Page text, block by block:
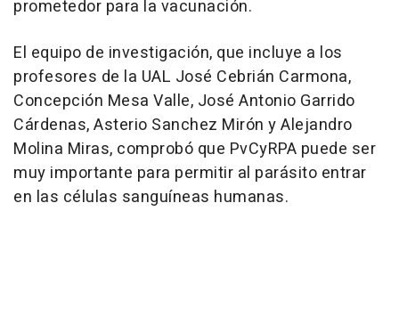
prometedor para la vacunación.
El equipo de investigación, que incluye a los
profesores de la UAL José Cebrián Carmona,
Concepción Mesa Valle, José Antonio Garrido
Cárdenas, Asterio Sanchez Mirón y Alejandro
Molina Miras, comprobó que PvCyRPA puede ser
muy importante para permitir al parásito entrar
en las células sanguíneas humanas.